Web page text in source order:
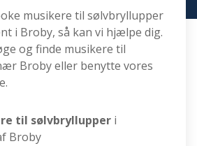
musikere til sølvbryllupper
i Broby, så kan vi hjælpe dig.
og finde musikere til
Broby eller benytte vores
til sølvbryllupper i
Broby